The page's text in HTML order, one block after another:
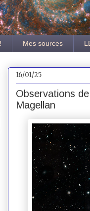
Mes sources
16/01/25
Observations
Magellan